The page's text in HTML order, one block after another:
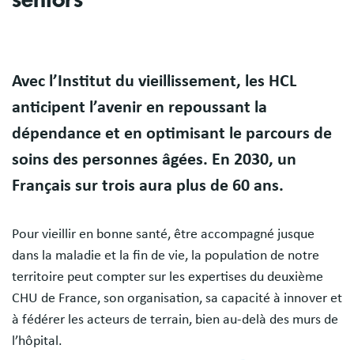
Body
Avec l’Institut du vieillissement, les HCL
anticipent l’avenir en repoussant la
dépendance et en optimisant le parcours de
soins des personnes âgées. En 2030, un
Français sur trois aura plus de 60 ans.
Pour vieillir en bonne santé, être accompagné jusque
dans la maladie et la fin de vie, la population de notre
territoire peut compter sur les expertises du deuxième
CHU de France, son organisation, sa capacité à innover et
à fédérer les acteurs de terrain, bien au-delà des murs de
l’hôpital.